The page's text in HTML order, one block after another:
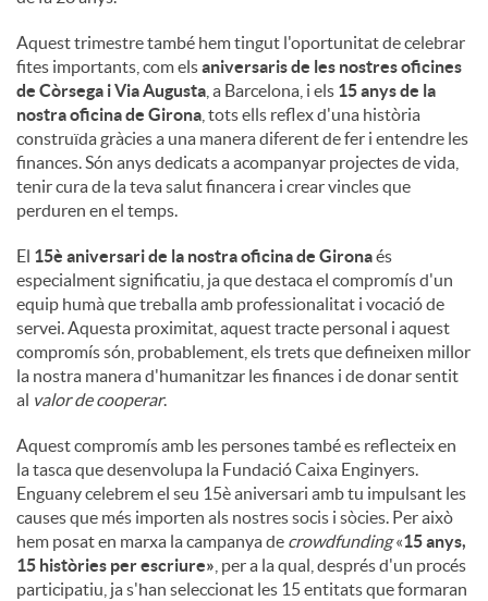
Aquest trimestre també hem tingut l'oportunitat de celebrar
fites importants, com elsaniversaris de les nostres oficines
de Còrsega i Via Augusta , a Barcelona, ​​i els 15 anys de la
nostra oficina de Girona , tots ells reflex d'una història
construïda gràcies a una manera diferent de fer i entendre les
finances. Són anys dedicats a acompanyar projectes de vida,
tenir cura de la teva salut financera i crear vincles que
perduren en el temps.
El 15è aniversari de la nostra oficina de Gironaés
especialment significatiu, ja que destaca el compromís d'un
equip humà que treballa amb professionalitat i vocació de
servei. Aquesta proximitat, aquest tracte personal i aquest
compromís són, probablement, els trets que defineixen millor
la nostra manera d'humanitzar les finances i de donar sentit
al valor de cooperar.
Aquest compromís amb les persones també es reflecteix en
la tasca que desenvolupa la Fundació Caixa Enginyers.
Enguany celebrem el seu 15è aniversari amb tu impulsant les
causes que més importen als nostres socis i sòcies. Per això
hem posat en marxa la campanya de crowdfunding«15 anys,
15 històries per escriure» , per a la qual, després d'un procés
participatiu, ja s'han seleccionat les 15 entitats que formaran